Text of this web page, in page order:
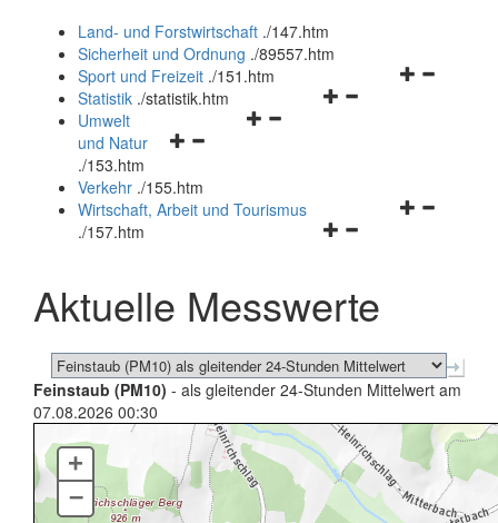
und
schließen
Land- und Forstwirtschaft ./147.htm
Sicherheit und Ordnung ./89557.htm
Navigationsmenü
Sport und Freizeit ./151.htm
Navigationsmenü
Statistik ./statistik.htm
Navigationsmenü
und
schließen
Umwelt
und Natur
./153.htm
Verkehr ./155.htm
Navigationsmenü
schließen
Wirtschaft, Arbeit und Tourismus
./157.htm
Aktuelle Messwerte
Feinstaub (PM10) - als gleitender 24-Stunden Mittelwert am
07.08.2026 00:30
+
–